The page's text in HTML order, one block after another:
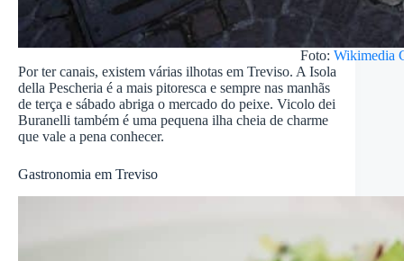
Foto: Wikimedia
Por ter canais, existem várias ilhotas em Treviso. A Isola
della Pescheria é a mais pitoresca e sempre nas manhãs
de terça e sábado abriga o mercado do peixe. Vicolo dei
Buranelli também é uma pequena ilha cheia de charme
que vale a pena conhecer.
Gastronomia em Treviso